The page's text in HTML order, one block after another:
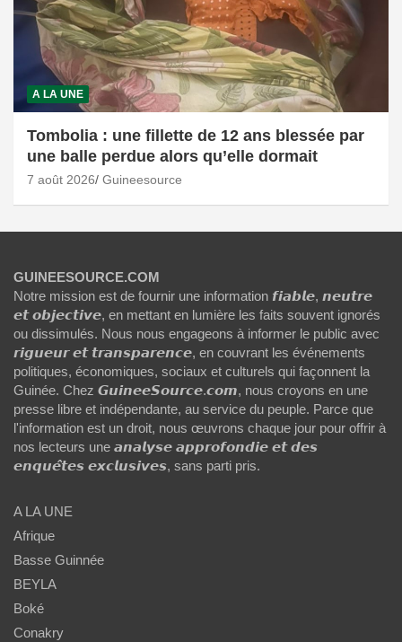
A LA UNE
Tombolia : une fillette de 12 ans blessée par
une balle perdue alors qu’elle dormait
7 août 2026 Guineesource
GUINEESOURCE.COM
Notre mission est de fournir une information 𝙛𝙞𝙖𝙗𝙡𝙚, 𝙣𝙚𝙪𝙩𝙧𝙚
𝙚𝙩 𝙤𝙗𝙟𝙚𝙘𝙩𝙞𝙫𝙚, en mettant en lumière les faits souvent ignorés
ou dissimulés. Nous nous engageons à informer le public avec
𝙧𝙞𝙜𝙪𝙚𝙪𝙧 𝙚𝙩 𝙩𝙧𝙖𝙣𝙨𝙥𝙖𝙧𝙚𝙣𝙘𝙚, en couvrant les événements
politiques, économiques, sociaux et culturels qui façonnent la
Guinée. Chez 𝙂𝙪𝙞𝙣𝙚𝙚𝙎𝙤𝙪𝙧𝙘𝙚.𝙘𝙤𝙢, nous croyons en une
presse libre et indépendante, au service du peuple. Parce que
l'information est un droit, nous œuvrons chaque jour pour offrir à
nos lecteurs une 𝙖𝙣𝙖𝙡𝙮𝙨𝙚 𝙖𝙥𝙥𝙧𝙤𝙛𝙤𝙣𝙙𝙞𝙚 𝙚𝙩 𝙙𝙚𝙨
𝙚𝙣𝙦𝙪𝙚̂𝙩𝙚𝙨 𝙚𝙭𝙘𝙡𝙪𝙨𝙞𝙫𝙚𝙨, sans parti pris.
A LA UNE
Afrique
Basse Guinnée
BEYLA
Boké
Conakry